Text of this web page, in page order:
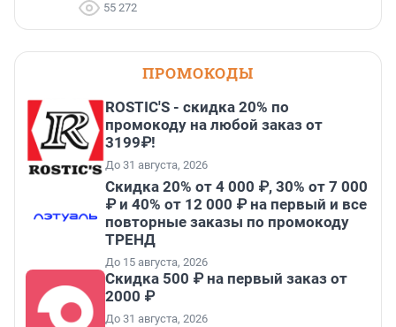
55 272
ПРОМОКОДЫ
ROSTIC'S - скидка 20% по
промокоду на любой заказ от
3199₽!
До 31 августа, 2026
Скидка 20% от 4 000 ₽, 30% от 7 000
₽ и 40% от 12 000 ₽ на первый и все
повторные заказы по промокоду
ТРЕНД
До 15 августа, 2026
Скидка 500 ₽ на первый заказ от
2000 ₽
До 31 августа, 2026